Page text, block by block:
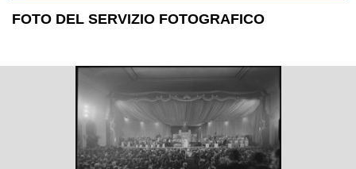
FOTO DEL SERVIZIO FOTOGRAFICO